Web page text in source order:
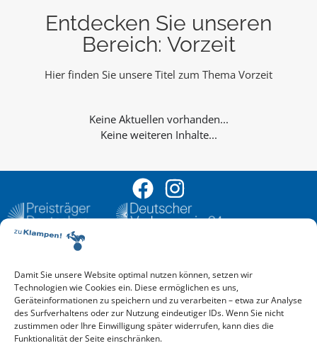
Damit Sie unsere Website optimal nutzen können, setzen wir
Technologien wie Cookies ein. Diese ermöglichen es uns,
Geräteinformationen zu speichern und zu verarbeiten – etwa zur Analyse
des Surfverhaltens oder zur Nutzung eindeutiger IDs. Wenn Sie nicht
zustimmen oder Ihre Einwilligung später widerrufen, kann dies die
Funktionalität der Seite einschränken.
Entdecken Sie unseren
Bereich: Vorzeit
Hier finden Sie unsere Titel zum Thema Vorzeit
Keine weiteren Inhalte...
Aktuelle Vorschau
Entdecken Sie das aktuelle zu-Klampen!-Verlagsprogramm.
Hier finden Sie die Verlagsvorschau – einfach direkt online
reinlesen oder herunterladen.
Download: Vorschau zu Klampen! Herbst 2026
Mehr aktuelle Vorschauen ansehen